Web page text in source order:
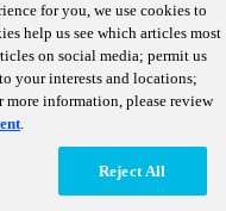
for you, we use cookies to
help us see which articles most
on social media; permit us
your interests and locations;
more information, please review
.
Reject All